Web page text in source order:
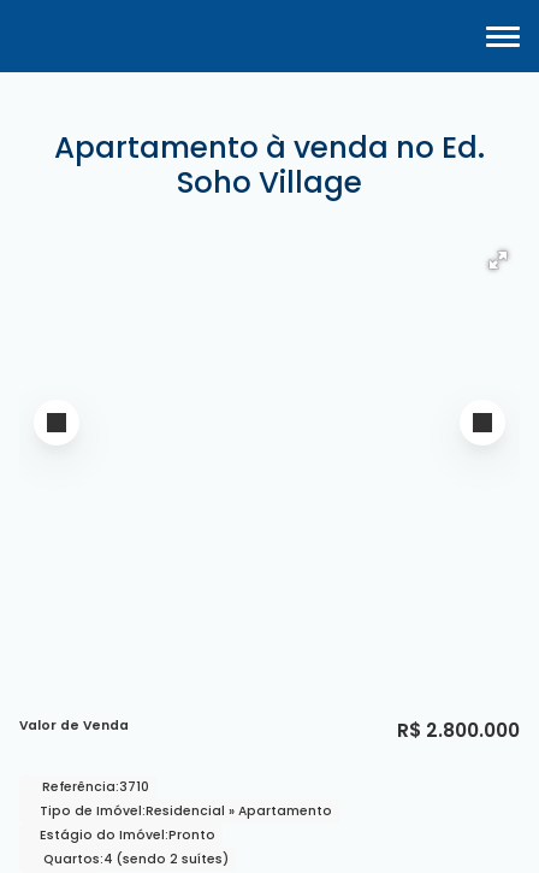
Apartamento à venda no Ed.
Soho Village
R$ 2.800.000
Valor de Venda
Referência:3710
Tipo de Imóvel:Residencial » Apartamento
Estágio do Imóvel:Pronto
Quartos:4 (sendo 2 suítes)